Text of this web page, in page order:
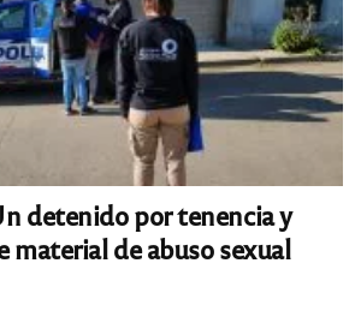
detenido por tenencia y
material de abuso sexual